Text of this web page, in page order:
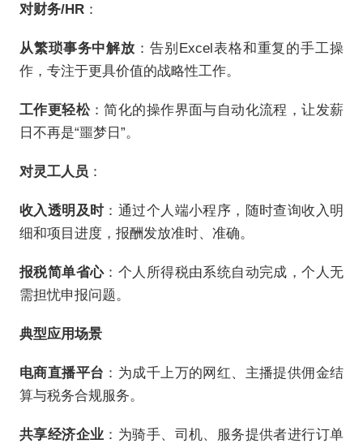
对财务/HR：
从繁琐事务中解放 ：告别Excel表格和重复的手工操
作，专注于更具价值的战略性工作。
工作更轻松：简化的操作界面与自动化流程，让发薪
日不再是“噩梦日”。
对灵工人员 ：
收入透明及时：通过个人端小程序，随时查询收入明
细和项目进度，报酬发放准时、准确。
报税简单省心：个人所得税由系统自动完成，个人无
需担忧申报问题。
典型应用场景
电商直播平台 ：为成千上万的网红、主播提供佣金结
算与税务合规服务。
共享经济企业 ：为骑手、司机、服务提供者进行订单